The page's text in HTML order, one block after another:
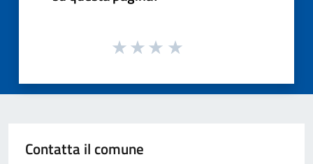
Contatta il comune